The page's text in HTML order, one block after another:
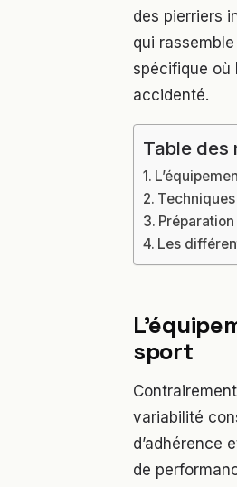
des pierriers
qui
spécifique où
accidenté.
Table des
Les
sport
variabilité
d’adhérence
de